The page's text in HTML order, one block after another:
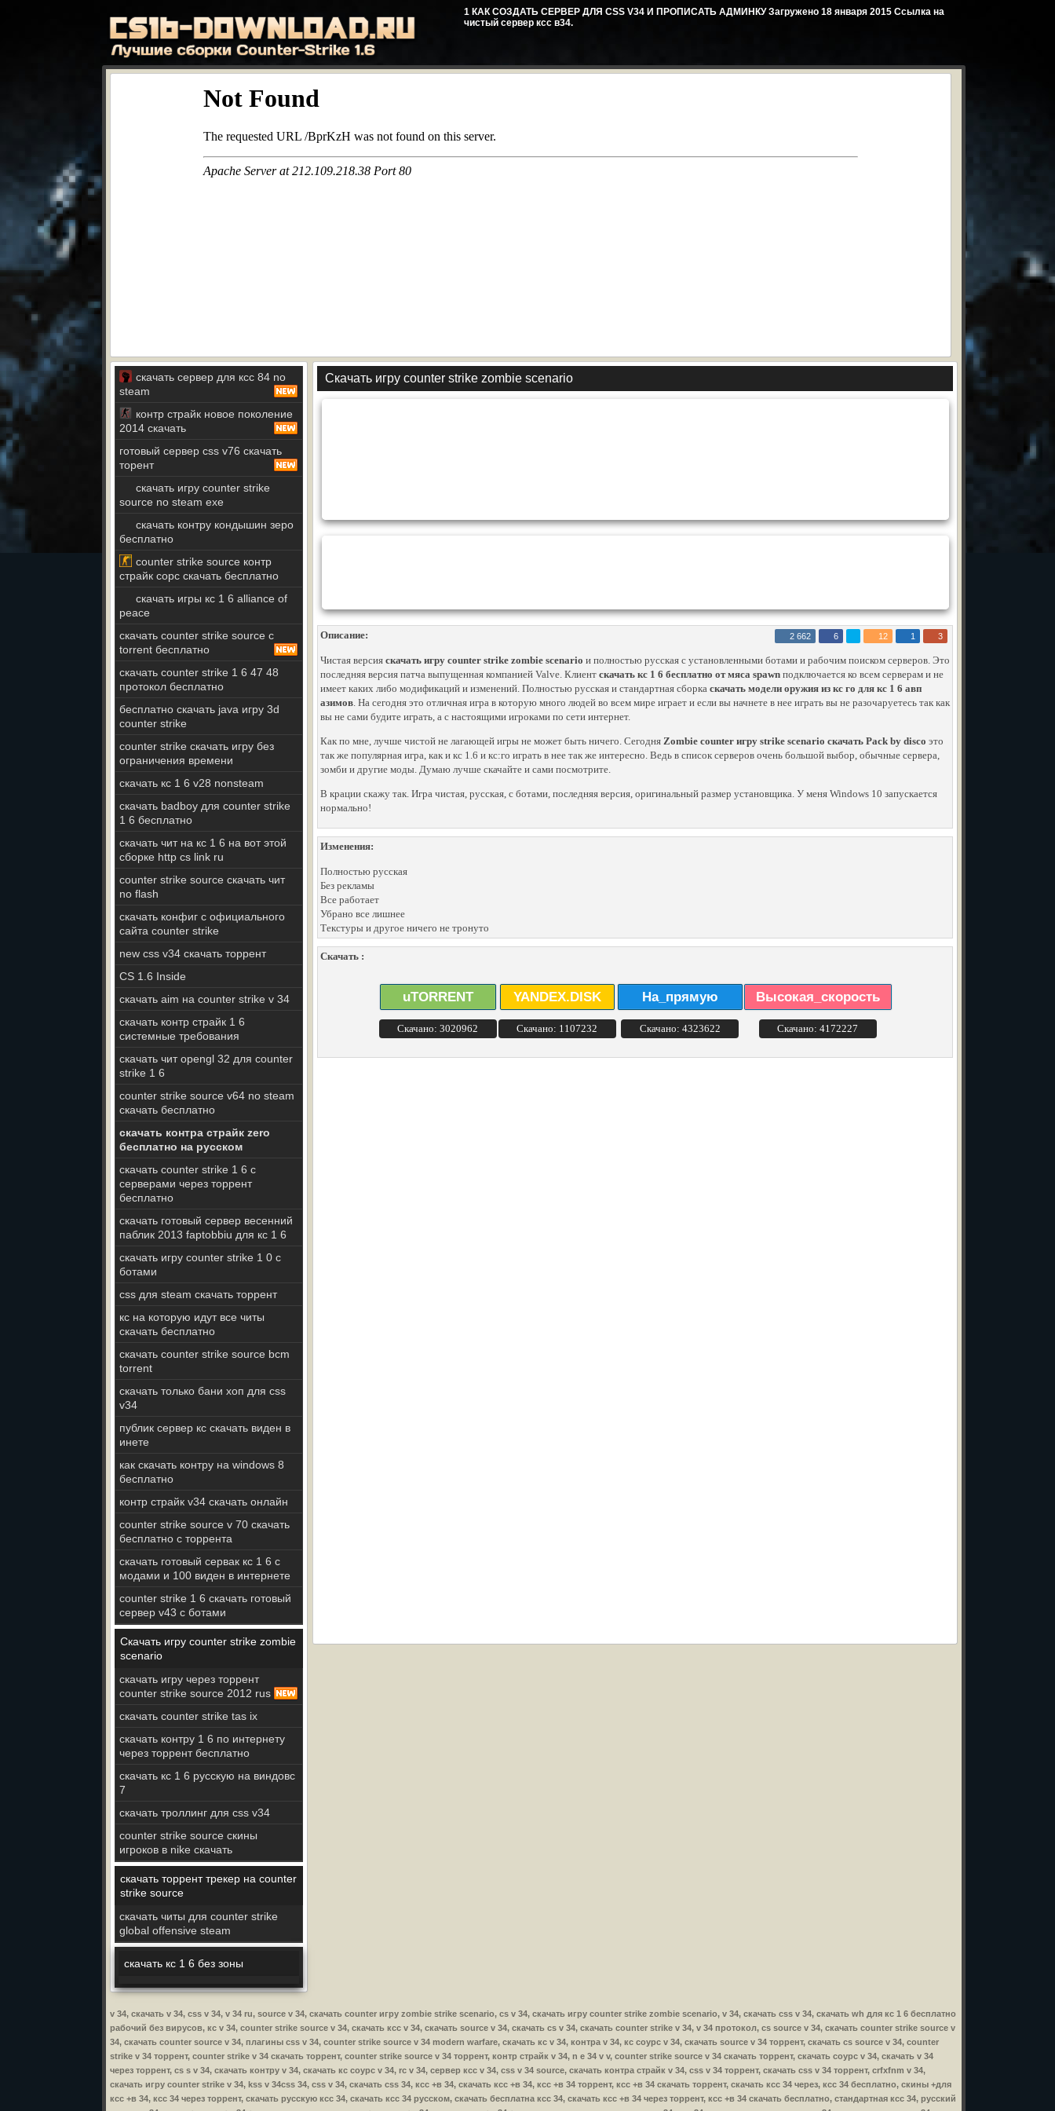
1 КАК СОЗДАТЬ СЕРВЕР ДЛЯ CSS V34 И ПРОПИСАТЬ АДМИНКУ Загружено 18 января 2015 Ссылка на
чистый сервер ксс в34.
скачать сервер для ксс 84 no
steam
контр страйк новое поколение
2014 скачать
готовый сервер css v76 скачать
торент
скачать игру counter strike
source no steam exe
скачать контру кондышин зеро
бесплатно
counter strike source контр
страйк сорс скачать бесплатно
скачать игры кс 1 6 alliance of
peace
скачать counter strike source с
torrent бесплатно
скачать counter strike 1 6 47 48
протокол бесплатно
бесплатно скачать java игру 3d
counter strike
counter strike скачать игру без
ограничения времени
скачать кс 1 6 v28 nonsteam
скачать badboy для counter strike
1 6 бесплатно
скачать чит на кс 1 6 на вот этой
сборке http cs link ru
counter strike source скачать чит
no flash
скачать конфиг с официального
сайта counter strike
new css v34 скачать торрент
CS 1.6 Inside
скачать aim на counter strike v 34
скачать контр страйк 1 6
системные требования
скачать чит opengl 32 для counter
strike 1 6
counter strike source v64 no steam
скачать бесплатно
скачать контра страйк zero
бесплатно на русском
скачать counter strike 1 6 с
серверами через торрент
бесплатно
скачать готовый сервер весенний
паблик 2013 faptobbiu для кс 1 6
скачать игру counter strike 1 0 с
ботами
css для steam скачать торрент
кс на которую идут все читы
скачать бесплатно
скачать counter strike source bcm
torrent
скачать только бани хоп для css
v34
публик сервер кс скачать виден в
инете
как скачать контру на windows 8
бесплатно
контр страйк v34 скачать онлайн
counter strike source v 70 скачать
бесплатно с торрента
скачать готовый сервак кс 1 6 с
модами и 100 виден в интернете
counter strike 1 6 скачать готовый
сервер v43 с ботами
Скачать игру counter strike zombie
scenario
скачать игру через торрент
counter strike source 2012 rus
скачать counter strike tas ix
скачать контру 1 6 по интернету
через торрент бесплатно
скачать кс 1 6 русскую на виндовс
7
скачать троллинг для css v34
counter strike source скины
игроков в nike скачать
скачать торрент трекер на counter
strike source
скачать читы для counter strike
global offensive steam
скачать кс 1 6 без зоны
Скачать игру counter strike zombie scenario
Описание: 2 662 6 12 1 3
Чистая версия скачать игру counter strike zombie scenario и полностью русская с установленными ботами и рабочим поиском серверов. Это
последняя версия патча выпущенная компанией Valve. Клиент скачать кс 1 6 бесплатно от мяса spawn подключается ко всем серверам и не
имеет каких либо модификаций и изменений. Полностью русская и стандартная сборка скачать модели оружия из кс го для кс 1 6 авп
азимов. На сегодня это отличная игра в которую много людей во всем мире играет и если вы начнете в нее играть вы не разочаруетесь так как
вы не сами будите играть, а с настоящими игроками по сети интернет.
Как по мне, лучше чистой не лагающей игры не может быть ничего. Сегодня Zombie counter игру strike scenario скачать Pack by disco это
так же популярная игра, как и кс 1.6 и кс:го играть в нее так же интересно. Ведь в список серверов очень большой выбор, обычные сервера,
зомби и другие моды. Думаю лучше скачайте и сами посмотрите.
В крации скажу так. Игра чистая, русская, с ботами, последняя версия, оригинальный размер установщика. У меня Windows 10 запускается
нормально!
Изменения:
Полностью русская
Без рекламы
Все работает
Убрано все лишнее
Текстуры и другое ничего не тронуто
Скачать :
uTORRENT
Скачано: 3020962
YANDEX.DISK
Скачано: 1107232
На_прямую
Скачано: 4323622
Высокая_скорость
Скачано: 4172227
v 34, скачать v 34, css v 34, v 34 ru, source v 34, скачать counter игру zombie strike scenario, cs v 34, скачать игру counter strike zombie scenario, v 34, скачать css v 34, скачать wh для кс 1 6 бесплатно
рабочий без вирусов, кс v 34, counter strike source v 34, скачать ксс v 34, скачать source v 34, скачать cs v 34, скачать counter strike v 34, v 34 протокол, cs source v 34, скачать counter strike source v
34, скачать counter source v 34, плагины css v 34, counter strike source v 34 modern warfare, скачать кс v 34, контра v 34, кс соурс v 34, скачать source v 34 торрент, скачать cs source v 34, counter
strike v 34 торрент, counter strike v 34 скачать торрент, counter strike source v 34 торрент, контр страйк v 34, n e 34 v v, counter strike source v 34 скачать торрент, скачать соурс v 34, скачать v 34
через торрент, cs s v 34, скачать контру v 34, скачать кс соурс v 34, rc v 34, сервер ксс v 34, css v 34 source, скачать контра страйк v 34, css v 34 торрент, скачать css v 34 торрент, crfxfnm v 34,
скачать игру counter strike v 34, kss v 34css 34, css v 34, скачать css 34, ксс +в 34, скачать ксс +в 34, ксс +в 34 торрент, ксс +в 34 скачать торрент, скачать ксс 34 через, ксс 34 бесплатно, скины +для
ксс +в 34, ксс 34 через торрент, скачать русскую ксс 34, скачать ксс 34 русском, скачать бесплатна ксс 34, скачать ксс +в 34 через торрент, ксс +в 34 скачать бесплатно, стандартная ксс 34, русский